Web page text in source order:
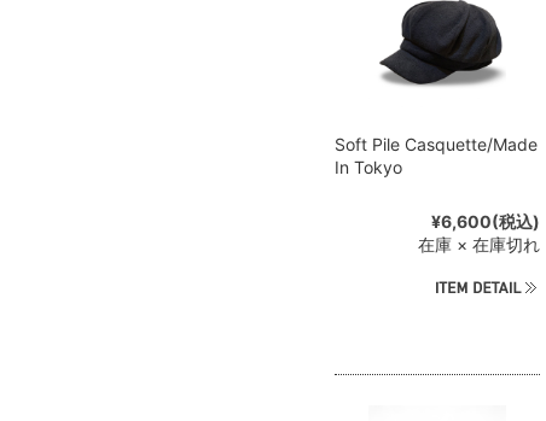
Soft Pile Casquette/Made
In Tokyo
¥6,600(税込)
在庫 × 在庫切れ